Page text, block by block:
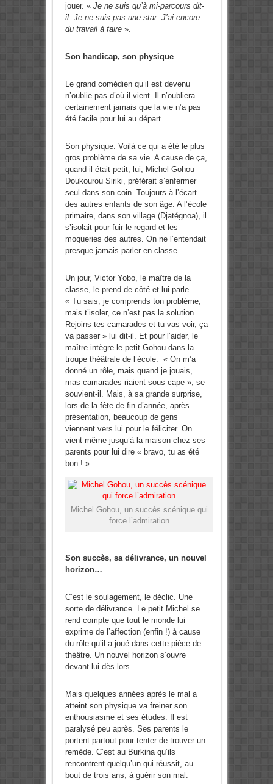
jouer. « Je ne suis qu’à mi-parcours dit-
il. Je ne suis pas une star. J’ai encore
du travail à faire ».
Son handicap, son physique
Le grand comédien qu’il est devenu
n’oublie pas d’où il vient. Il n’oubliera
certainement jamais que la vie n’a pas
été facile pour lui au départ.
Son physique. Voilà ce qui a été le plus
gros problème de sa vie. A cause de ça,
quand il était petit, lui, Michel Gohou
Doukourou Siriki, préférait s’enfermer
seul dans son coin. Toujours à l’écart
des autres enfants de son âge. A l’école
primaire, dans son village (Djatégnoa), il
s’isolait pour fuir le regard et les
moqueries des autres. On ne l’entendait
presque jamais parler en classe.
Un jour, Victor Yobo, le maître de la
classe, le prend de côté et lui parle.
« Tu sais, je comprends ton problème,
mais t’isoler, ce n’est pas la solution.
Rejoins tes camarades et tu vas voir, ça
va passer » lui dit-il. Et pour l’aider, le
maître intègre le petit Gohou dans la
troupe théâtrale de l’école. « On m’a
donné un rôle, mais quand je jouais,
mas camarades riaient sous cape », se
souvient-il. Mais, à sa grande surprise,
lors de la fête de fin d’année, après
présentation, beaucoup de gens
viennent vers lui pour le féliciter. On
vient même jusqu’à la maison chez ses
parents pour lui dire « bravo, tu as été
bon ! »
Michel Gohou, un succès scénique qui
force l’admiration
Son succès, sa délivrance, un nouvel
horizon…
C’est le soulagement, le déclic. Une
sorte de délivrance. Le petit Michel se
rend compte que tout le monde lui
exprime de l’affection (enfin !) à cause
du rôle qu’il a joué dans cette pièce de
théâtre. Un nouvel horizon s’ouvre
devant lui dès lors.
Mais quelques années après le mal a
atteint son physique va freiner son
enthousiasme et ses études. Il est
paralysé peu après. Ses parents le
portent partout pour tenter de trouver un
remède. C’est au Burkina qu’ils
rencontrent quelqu’un qui réussit, au
bout de trois ans, à guérir son mal.